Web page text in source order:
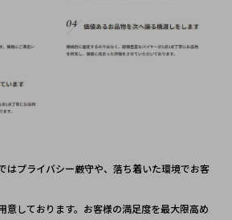
はプライバシー厳守や、落ち着いた環境でお客
意しております。お客様の満足度を最大限高め